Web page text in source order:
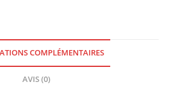
COMPLÉMENTAIRES
AVIS (0)